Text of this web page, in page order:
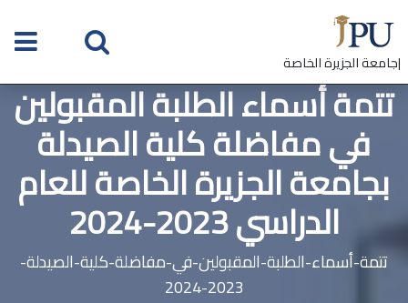
|جامعة الجزيرة الخاصة
تتمة أسماء الطلبة المقبولين
في مفاضلة كلية الصيدلة
بجامعة الجزيرة الخاصة للعام
الدراسي 2023-2024
تتمة-أسماء-الطلبة-المقبولين-في-مفاضلة-كلية-الصيدلة-
2023-2024